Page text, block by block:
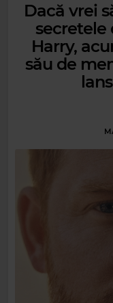
Dacă vrei
secretele
Harry,
său de